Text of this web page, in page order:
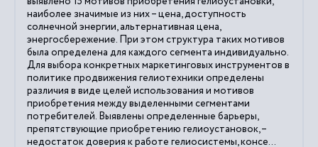
наиболее значимые из них – цена, доступность
солнечной энергии, альтернативная цена,
энергосбережение. При этом структура таких мотивов
была определена для каждого сегмента индивидуально.
Для выбора конкретных маркетинговых инструментов в
политике продвижения гелиотехники определены
различия в виде целей использования и мотивов
приобретения между выделенными сегментами
потребителей. Выявлены определенные барьеры,
препятствующие приобретению гелиоустановок, –
недостаток доверия к работе гелиосистемы, консе...